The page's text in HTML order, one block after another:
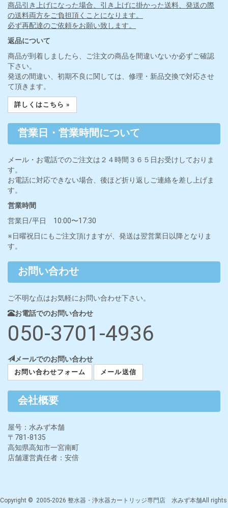
商品引き上げになった場合、引き上げに掛かった送料、発送の際
の送料両方をご負担頂くことになります。
必ず再配達のご依頼をお願い致します。
返品について
商品が到着しましたら、ご注文の商品を間違いないか必ずご確認
下さい。
発送の間違い、初期不良に関しては、修理・新品交換で対応させ
て頂きます。
詳しくはこちら »
営業日・営業時間について
メール・お電話でのご注文は２４時間３６５日お受けしておりま
す。
お電話に対応できない場合、後ほど折り返しご連絡を差し上げま
す。
営業時間
営業日/平日 10:00〜17:30
※日曜祝日にもご注文頂けますが、発送は翌営業日以降となりま
す。
お問い合わせ
ご不明な点はお気軽にお問い合わせ下さい。
お電話でのお問い合わせ
050-3701-4936
メールでのお問い合わせ
お問い合わせフォーム メール送信
会社概要
屋号：水みず本舗
〒781-8135
高知県高知市一宮南町
店舗運営責任者：安倍
Copyright © 2005-2026 整水器・浄水器カートリッジ専門店 水みず本舗All rights